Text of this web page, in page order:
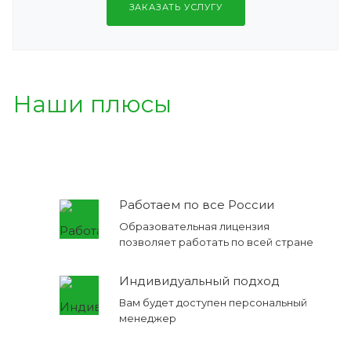
ЗАКАЗАТЬ УСЛУГУ
Наши плюсы
Работаем по все России
Образовательная лицензия
позволяет работать по всей стране
Индивидуальный подход
Вам будет доступен персональный
менеджер